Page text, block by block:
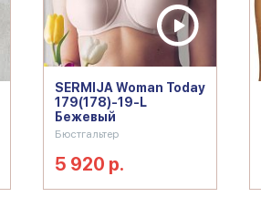
SERMIJA Woman Today
179(178)-19-L
Бежевый
Бюстгальтер
5 920 р.